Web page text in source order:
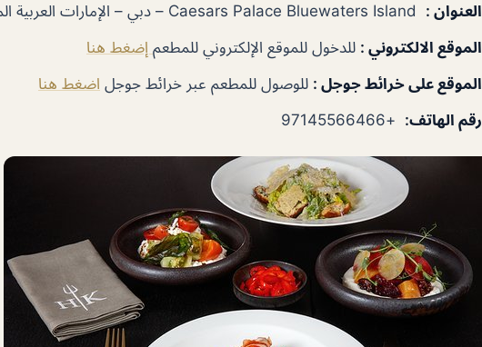
العنوان :
الموقع الالكتروني : للدخول للموقع الإلكتروني للمطعم إضغط هنا
الموقع على خرائط جوجل : للوصول للمطعم عبر خرائط جوجل اضغط هنا
رقم الهاتف:
+97145566466